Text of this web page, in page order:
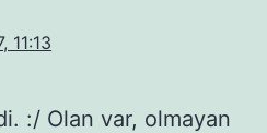
11:13
:/ Olan var, olmayan